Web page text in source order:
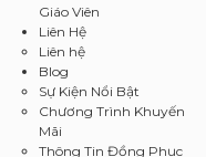
Giáo Viên
Liên Hệ
Liên hệ
Blog
Sự Kiện Nổi Bật
Chương Trình Khuyến
Mãi
Thông Tin Đồng Phục